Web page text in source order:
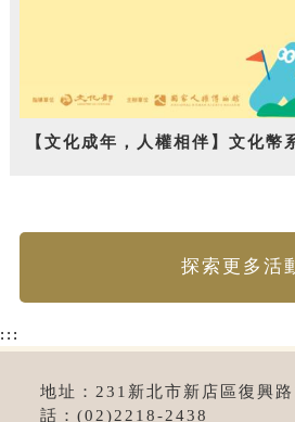
【文化成年，人權相伴】文化幣
探索更多活
:::
地址：231新北市新店區復興
話：(02)2218-2438